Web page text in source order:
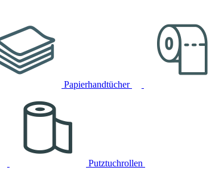
Papierhandtücher
Putztuchrollen